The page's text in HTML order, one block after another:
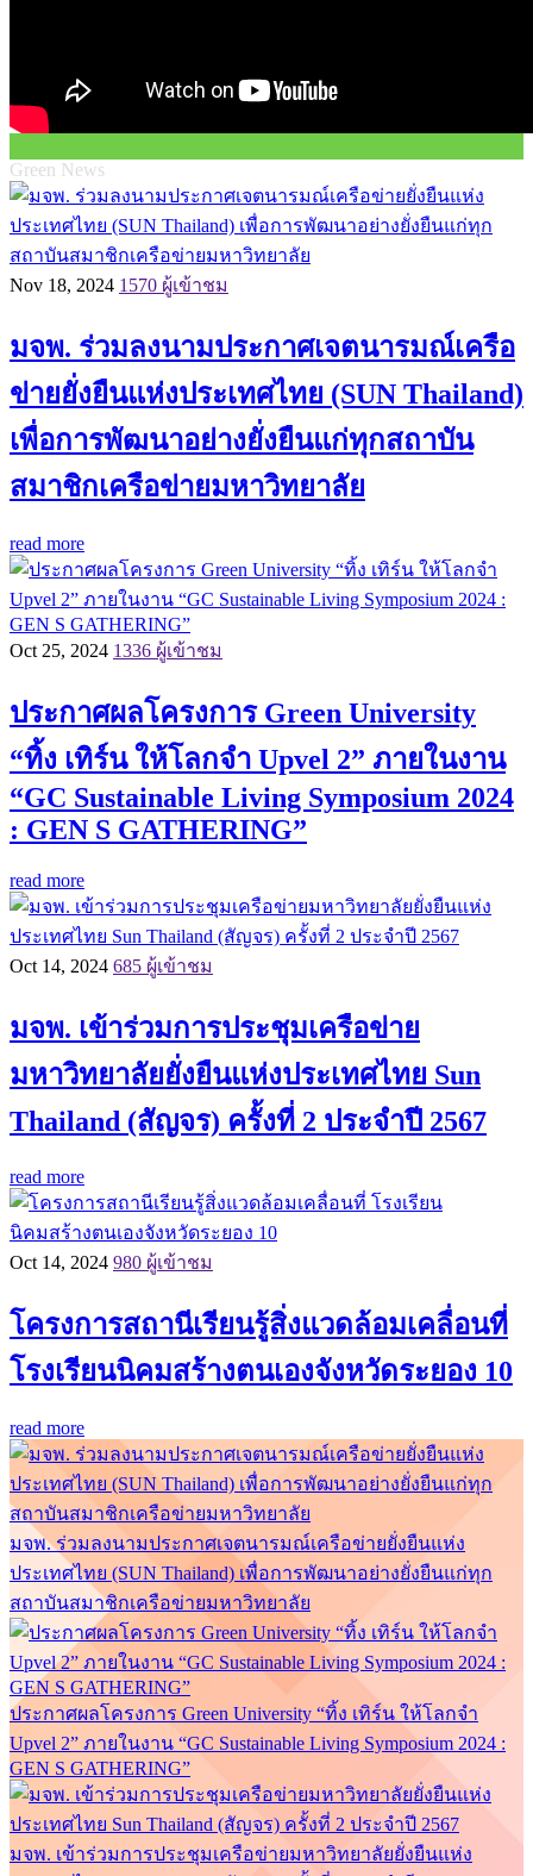
Green News
Nov 18, 2024 1570 ผู้เข้าชม
มจพ. ร่วมลงนามประกาศเจตนารมณ์เครือ
ข่ายยั่งยืนแห่งประเทศไทย (SUN Thailand)
เพื่อการพัฒนาอย่างยั่งยืนแก่ทุกสถาบัน
สมาชิกเครือข่ายมหาวิทยาลัย
read more
Oct 25, 2024 1336 ผู้เข้าชม
ประกาศผลโครงการ Green University
“ทิ้ง เทิร์น ให้โลกจำ Upvel 2” ภายในงาน
“GC Sustainable Living Symposium 2024
: GEN S GATHERING”
read more
Oct 14, 2024 685 ผู้เข้าชม
มจพ. เข้าร่วมการประชุมเครือข่าย
มหาวิทยาลัยยั่งยืนแห่งประเทศไทย Sun
Thailand (สัญจร) ครั้งที่ 2 ประจำปี 2567
read more
Oct 14, 2024 980 ผู้เข้าชม
โครงการสถานีเรียนรู้สิ่งแวดล้อมเคลื่อนที่
โรงเรียนนิคมสร้างตนเองจังหวัดระยอง 10
read more
มจพ. ร่วมลงนามประกาศเจตนารมณ์เครือข่ายยั่งยืนแห่ง
ประเทศไทย (SUN Thailand) เพื่อการพัฒนาอย่างยั่งยืนแก่ทุก
สถาบันสมาชิกเครือข่ายมหาวิทยาลัย
ประกาศผลโครงการ Green University “ทิ้ง เทิร์น ให้โลกจำ
Upvel 2” ภายในงาน “GC Sustainable Living Symposium 2024 :
GEN S GATHERING”
มจพ. เข้าร่วมการประชุมเครือข่ายมหาวิทยาลัยยั่งยืนแห่ง